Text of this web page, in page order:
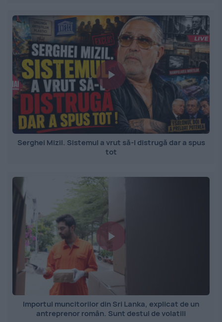
Serghei Mizil. Sistemul a vrut să-l distrugă dar a spus
tot
Importul muncitorilor din Sri Lanka, explicat de un
antreprenor român. Sunt destul de volatili